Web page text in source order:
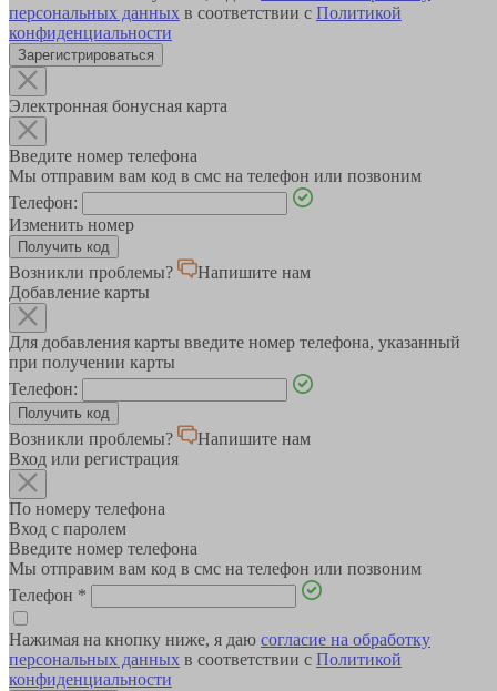
персональных данных в соответствии с Политикой
конфиденциальности
Зарегистрироваться
Электронная бонусная карта
Введите номер телефона
Мы отправим вам код в смс на телефон или позвоним
Телефон:
Изменить номер
Возникли проблемы?
Напишите нам
Добавление карты
Для добавления карты введите номер телефона, указанный
при получении карты
Телефон:
Возникли проблемы?
Напишите нам
Вход или регистрация
По номеру телефона
Вход с паролем
Введите номер телефона
Мы отправим вам код в смс на телефон или позвоним
Телефон *
Нажимая на кнопку ниже, я даю согласие на обработку
персональных данных в соответствии с Политикой
конфиденциальности